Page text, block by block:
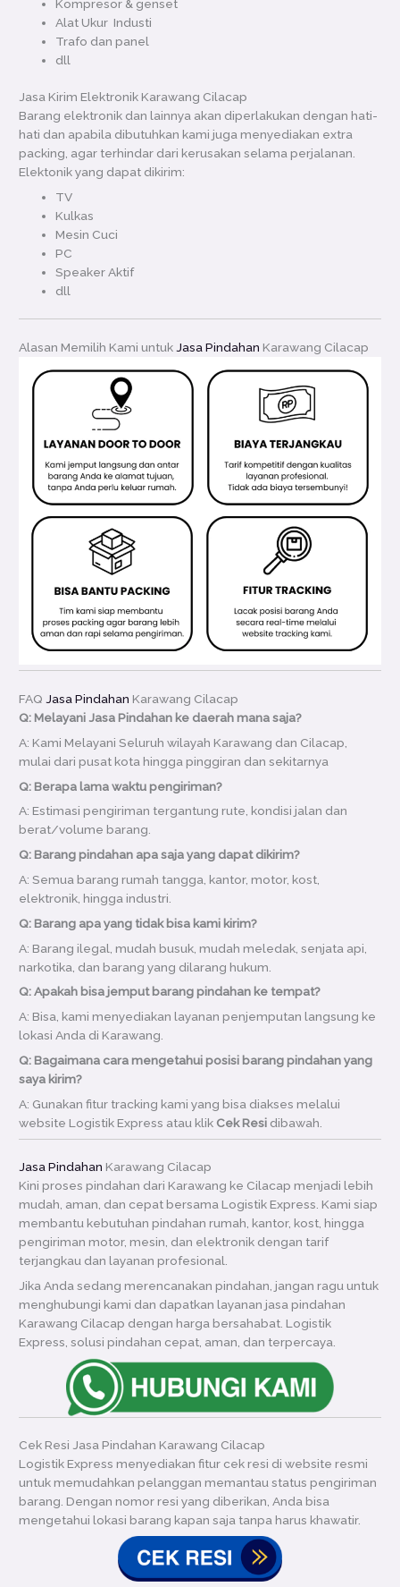
Kompresor & genset
Alat Ukur Industi
Trafo dan panel
dll
Jasa Kirim Elektronik Karawang Cilacap
Barang elektronik dan lainnya akan diperlakukan dengan hati-
hati dan apabila dibutuhkan kami juga menyediakan extra
packing, agar terhindar dari kerusakan selama perjalanan.
Elektonik yang dapat dikirim:
TV
Kulkas
Mesin Cuci
PC
Speaker Aktif
dll
Alasan Memilih Kami untuk Jasa Pindahan Karawang Cilacap
FAQ Jasa Pindahan Karawang Cilacap
Q: Melayani Jasa Pindahan ke daerah mana saja?
A: Kami Melayani Seluruh wilayah Karawang dan Cilacap,
mulai dari pusat kota hingga pinggiran dan sekitarnya
Q: Berapa lama waktu pengiriman?
A: Estimasi pengiriman tergantung rute, kondisi jalan dan
berat/volume barang.
Q: Barang pindahan apa saja yang dapat dikirim?
A: Semua barang rumah tangga, kantor, motor, kost,
elektronik, hingga industri.
Q: Barang apa yang tidak bisa kami kirim?
A: Barang ilegal, mudah busuk, mudah meledak, senjata api,
narkotika, dan barang yang dilarang hukum.
Q: Apakah bisa jemput barang pindahan ke tempat?
A: Bisa, kami menyediakan layanan penjemputan langsung ke
lokasi Anda di Karawang.
Q: Bagaimana cara mengetahui posisi barang pindahan yang
saya kirim?
A: Gunakan fitur tracking kami yang bisa diakses melalui
website Logistik Express atau klik Cek Resi dibawah.
Jasa Pindahan Karawang Cilacap
Kini proses pindahan dari Karawang ke Cilacap menjadi lebih
mudah, aman, dan cepat bersama Logistik Express. Kami siap
membantu kebutuhan pindahan rumah, kantor, kost, hingga
pengiriman motor, mesin, dan elektronik dengan tarif
terjangkau dan layanan profesional.
Jika Anda sedang merencanakan pindahan, jangan ragu untuk
menghubungi kami dan dapatkan layanan jasa pindahan
Karawang Cilacap dengan harga bersahabat. Logistik
Express, solusi pindahan cepat, aman, dan terpercaya.
Cek Resi Jasa Pindahan Karawang Cilacap
Logistik Express menyediakan fitur cek resi di website resmi
untuk memudahkan pelanggan memantau status pengiriman
barang. Dengan nomor resi yang diberikan, Anda bisa
mengetahui lokasi barang kapan saja tanpa harus khawatir.